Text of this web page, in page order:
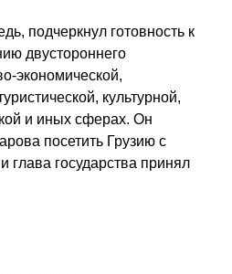
подчеркнул готовность к
двустороннего
экономической,
культурной,
и иных сферах. Он
посетить Грузию с
государства принял